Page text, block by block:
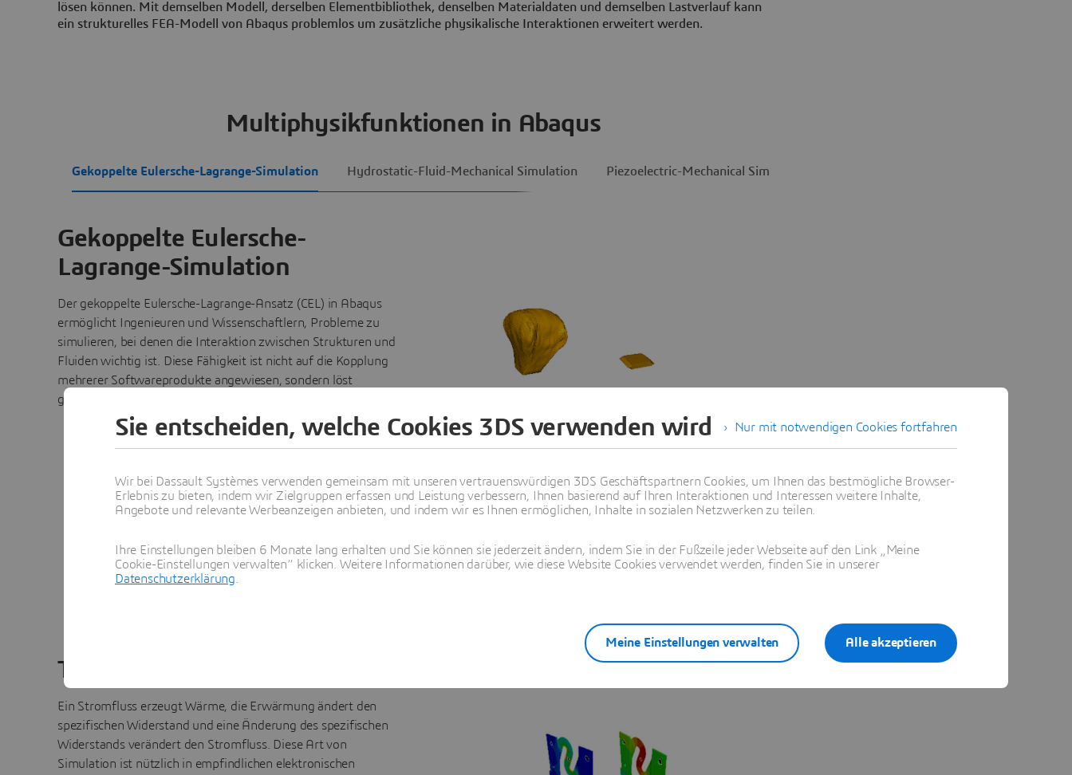
lösen können. Mit demselben Modell, derselben Elementbibliothek, denselben Materialdaten und demselben Lastverlauf kann
ein strukturelles FEA-Modell von Abaqus problemlos um zusätzliche physikalische Interaktionen erweitert werden.
Multiphysikfunktionen in Abaqus
Gekoppelte Eulersche-Lagrange-Simulation Hydrostatic-Fluid-Mechanical Simulation Piezoelectric-Mechanical Simulation
Gekoppelte Eulersche-
Lagrange-Simulation
Der gekoppelte Eulersche-Lagrange-Ansatz (CEL) in Abaqus
ermöglicht Ingenieuren und Wissenschaftlern, Probleme zu
simulieren, bei denen die Interaktion zwischen Strukturen und
Fluiden wichtig ist. Diese Fähigkeit ist nicht auf die Kopplung
mehrerer Softwareprodukte angewiesen, sondern löst
gleichzeitig die Fluid-Struktur-Interaktion (FSI) in Abaqus.
Thermal-Electric Simulation
Ein Stromfluss erzeugt Wärme, die Erwärmung ändert den
spezifischen Widerstand und eine Änderung des spezifischen
Widerstands verändert den Stromfluss. Diese Art von
Simulation ist nützlich in empfindlichen elektronischen
Nur mit notwendigen Cookies fortfahren
Sie entscheiden, welche Cookies 3DS verwenden wird
Wir bei Dassault Systèmes verwenden gemeinsam mit unseren vertrauenswürdigen 3DS Geschäftspartnern Cookies, um Ihnen das bestmögliche Browser-
Erlebnis zu bieten, indem wir Zielgruppen erfassen und Leistung verbessern, Ihnen basierend auf Ihren Interaktionen und Interessen weitere Inhalte,
Angebote und relevante Werbeanzeigen anbieten, und indem wir es Ihnen ermöglichen, Inhalte in sozialen Netzwerken zu teilen.
Ihre Einstellungen bleiben 6 Monate lang erhalten und Sie können sie jederzeit ändern, indem Sie in der Fußzeile jeder Webseite auf den Link „Meine
Cookie-Einstellungen verwalten“ klicken. Weitere Informationen darüber, wie diese Website Cookies verwendet werden, finden Sie in unserer
Datenschutzerklärung
Alle akzeptieren
Meine Einstellungen verwalten